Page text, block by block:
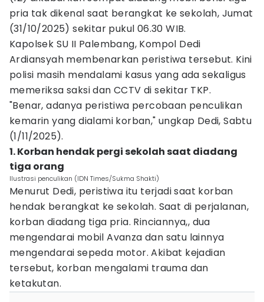
pria tak dikenal saat berangkat ke sekolah, Jumat
(31/10/2025) sekitar pukul 06.30 WIB.
Kapolsek SU II Palembang, Kompol Dedi
Ardiansyah membenarkan peristiwa tersebut. Kini
polisi masih mendalami kasus yang ada sekaligus
memeriksa saksi dan CCTV di sekitar TKP.
"Benar, adanya peristiwa percobaan penculikan
kemarin yang dialami korban," ungkap Dedi, Sabtu
(1/11/2025).
1. Korban hendak pergi sekolah saat diadang
tiga orang
Ilustrasi penculikan (IDN Times/Sukma Shakti)
Menurut Dedi, peristiwa itu terjadi saat korban
hendak berangkat ke sekolah. Saat di perjalanan,
korban diadang tiga pria. Rinciannya,, dua
mengendarai mobil Avanza dan satu lainnya
mengendarai sepeda motor. Akibat kejadian
tersebut, korban mengalami trauma dan
ketakutan.